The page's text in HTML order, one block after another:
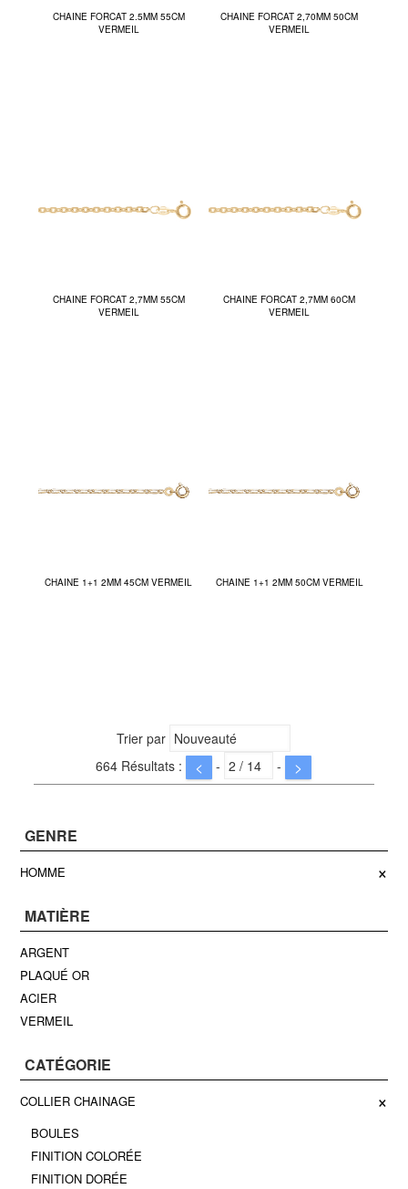
CHAINE FORCAT 2.5MM 55CM
VERMEIL
CHAINE FORCAT 2,70MM 50CM
VERMEIL
CHAINE FORCAT 2,7MM 55CM
VERMEIL
CHAINE FORCAT 2,7MM 60CM
VERMEIL
CHAINE 1+1 2MM 45CM VERMEIL CHAINE 1+1 2MM 50CM VERMEIL
Trier par
664 Résultats :
< - - >
GENRE
HOMME ×
MATIÈRE
ARGENT
PLAQUÉ OR
ACIER
VERMEIL
CATÉGORIE
COLLIER CHAINAGE ×
BOULES
FINITION COLORÉE
FINITION DORÉE